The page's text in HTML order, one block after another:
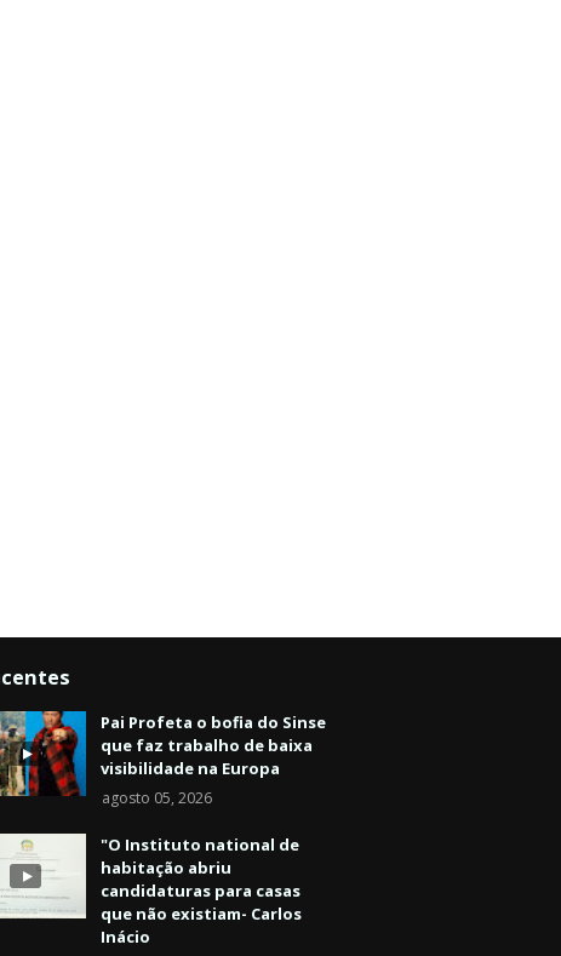
Pai Profeta o bofia do Sinse
que faz trabalho de baixa
visibilidade na Europa
agosto 05, 2026
"O Instituto national de
habitação abriu
candidaturas para casas
que não existiam- Carlos
Inácio